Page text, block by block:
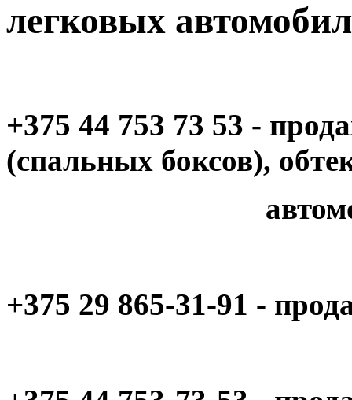
легковых
+375 44 753 73 53 -
(спальных боксов),
+375 29 865-31-91 -